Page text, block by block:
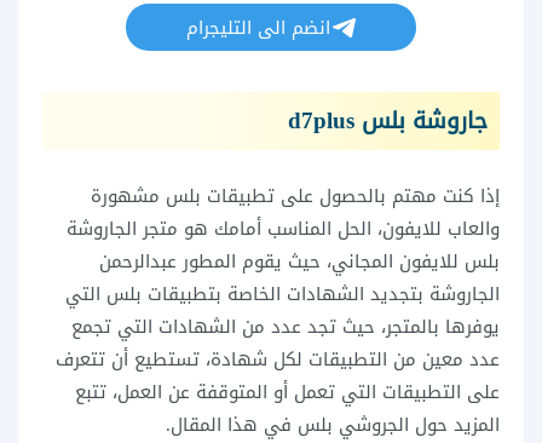
انضم الى التليجرام
جاروشة بلس d7plus
إذا كنت مهتم بالحصول على تطبيقات بلس مشهورة
والعاب للايفون، الحل المناسب أمامك هو متجر الجاروشة
بلس للايفون المجاني، حيث يقوم المطور عبدالرحمن
الجاروشة بتجديد الشهادات الخاصة بتطبيقات بلس التي
يوفرها بالمتجر، حيث تجد عدد من الشهادات التي تجمع
عدد معين من التطبيقات لكل شهادة، تستطيع أن تتعرف
على التطبيقات التي تعمل أو المتوقفة عن العمل، تتبع
المزيد حول الجروشي بلس في هذا المقال.